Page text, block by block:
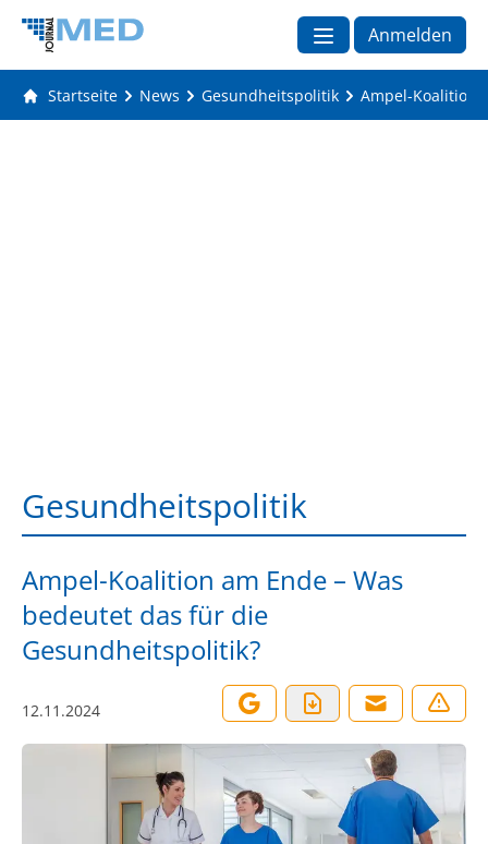
Anmelden
Startseite News Gesundheitspolitik Ampel-Koalition
Gesundheitspolitik
Ampel-Koalition am Ende – Was
bedeutet das für die
Gesundheitspolitik?
12.11.2024